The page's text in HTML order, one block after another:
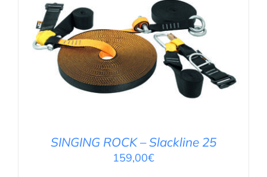
IN DEN WARENKORB / DETAILS
SINGING ROCK – Slackline 25
159,00€